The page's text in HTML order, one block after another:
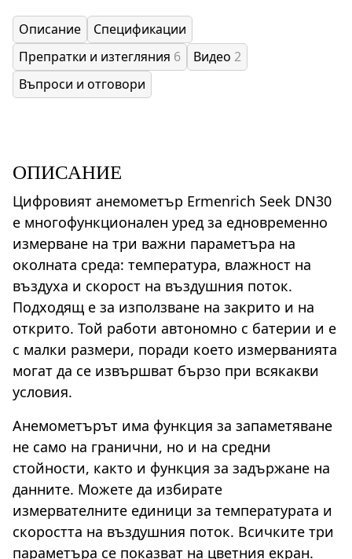
Описание
Спецификации
Препратки и изтегляния 6 Видео 2
Въпроси и отговори
ОПИСАНИЕ
Цифровият анемометър Ermenrich Seek DN30
е многофункционален уред за едновременно
измерване на три важни параметъра на
околната среда: температура, влажност на
въздуха и скорост на въздушния поток.
Подходящ е за използване на закрито и на
открито. Той работи автономно с батерии и е
с малки размери, поради което измерванията
могат да се извършват бързо при всякакви
условия.
Анемометърът има функция за запаметяване
не само на гранични, но и на средни
стойности, както и функция за задържане на
данните. Можете да избирате
измервателните единици за температурата и
скоростта на въздушния поток. Всичките три
параметъра се показват на цветния екран.